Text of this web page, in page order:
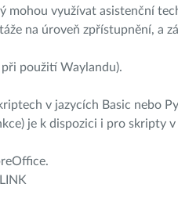
využívat asistenční
na úroveň zpřístupnění, a
použití Waylandu).
v jazycích Basic nebo
je k dispozici i pro skripty